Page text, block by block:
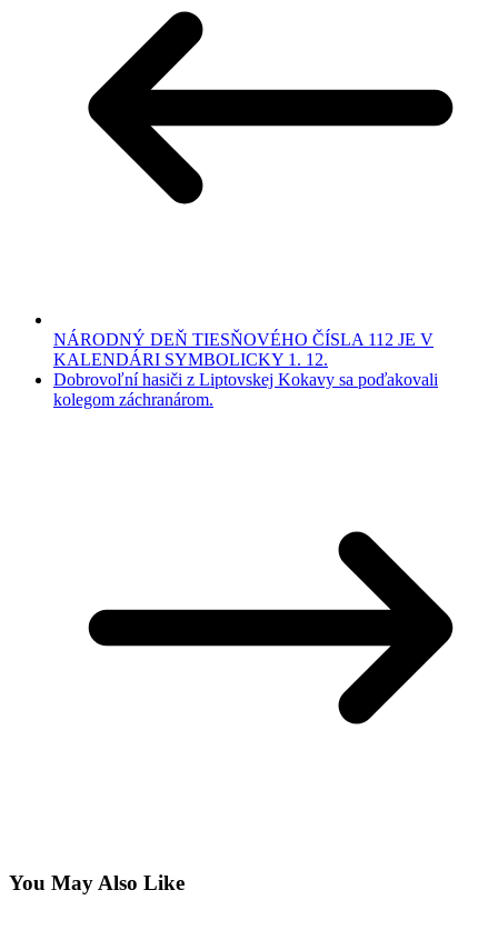
NÁRODNÝ DEŇ TIESŇOVÉHO ČÍSLA 112 JE V
KALENDÁRI SYMBOLICKY 1. 12.
Dobrovoľní hasiči z Liptovskej Kokavy sa poďakovali
kolegom záchranárom.
You May Also Like